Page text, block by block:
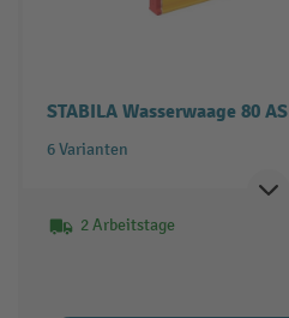
STABILA Wasserwaage 80 AS
6 Varianten
2 Arbeitstage